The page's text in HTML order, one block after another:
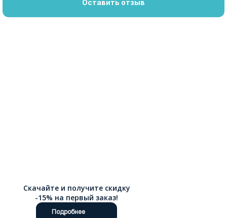
Оставить отзыв
Скачайте и получите скидку
-15% на первый заказ!
Подробнее